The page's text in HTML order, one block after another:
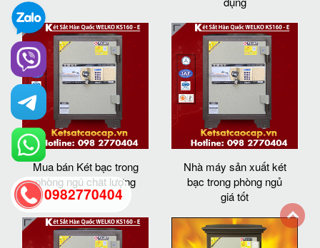
Mua bán Két bạc trong
phòng ngủ chất lượng
Nhà máy sản xuất két
bạc trong phòng ngủ
giá tốt
0982770404